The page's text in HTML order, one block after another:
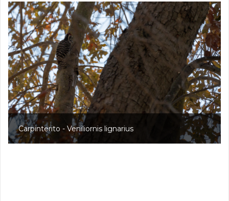
Carpinterito - Veniliornis lignarius